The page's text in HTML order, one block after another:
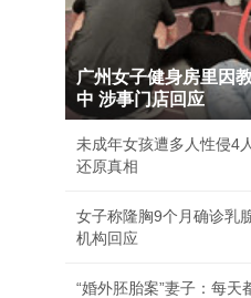
广州女子健身房里因
中 涉事门店回应
未成年女孩遭多人性侵4
还原真相
女子称隆胸9个月确诊乳
机构回应
“婚外胚胎案”妻子：每天